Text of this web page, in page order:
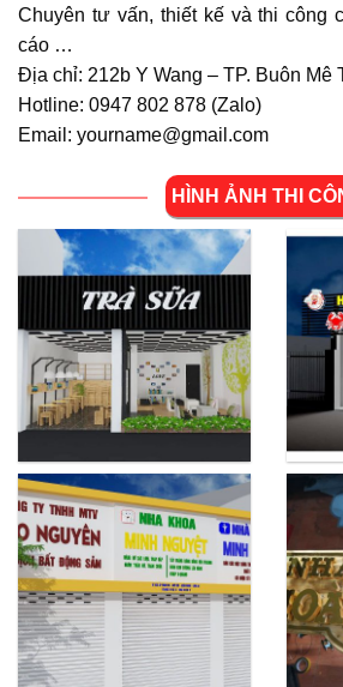
Chuyên tư vấn, thiết kế và thi công
cáo …
Địa chỉ: 212b Y Wang – TP. Buôn Mê
Hotline: 0947 802 878 (Zalo)
Email: yourname@gmail.com
HÌNH ẢNH THI